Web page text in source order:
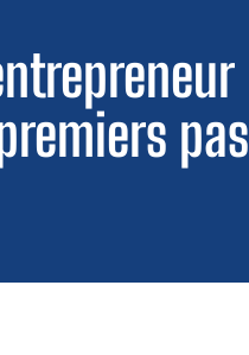
pas